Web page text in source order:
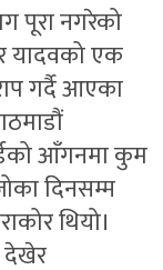
पूरा नगरेको
यादवको एक
गर्दै आएका
आँगनमा कुम
दिनसम्म
थियो।
देखेर